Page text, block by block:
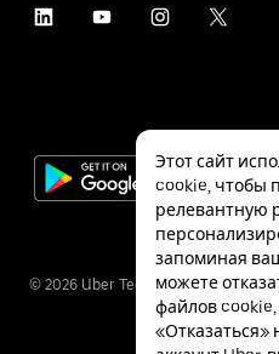
© 2026 Uber Technologies Inc.
Этот сайт
cookie, чтобы
релевантную
запоминая
можете
файлов
«Отказаться»